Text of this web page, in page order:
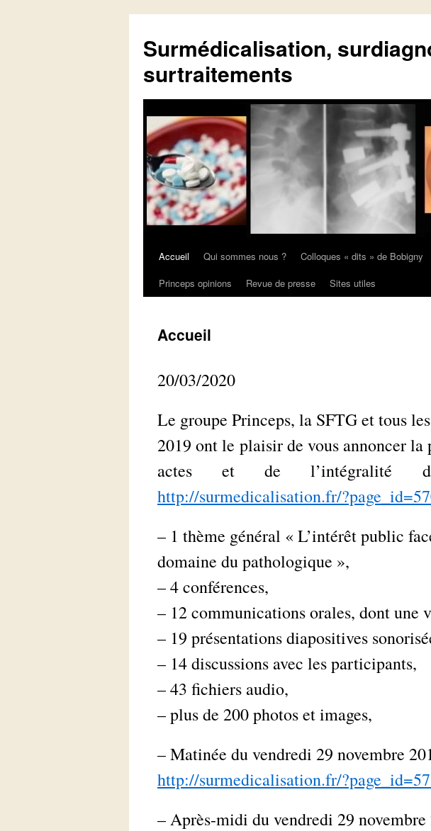
Surmédicalisation,
surtraitements
Aller
Accueil Qui sommes nous ? Colloques « dits » de Bobigny
Princeps opinions
Revue de presse Sites utiles
Accueil
20/03/2020
Le groupe Princeps, la SFTG et tous
2019 ont le plaisir de vous annoncer
actes et de l’intégralité
http://surmedicalisation.fr/
– 1 thème général « L’intérêt public
domaine du pathologique »,
– 4 conférences,
– 12 communications orales, dont une
– 19 présentations diapositives
– 14 discussions avec les participants,
– 43 fichiers audio,
– plus de 200 photos et images,
– Matinée du vendredi 29 novembre
http://surmedicalisation.fr/
– Après-midi du vendredi 29 novembre